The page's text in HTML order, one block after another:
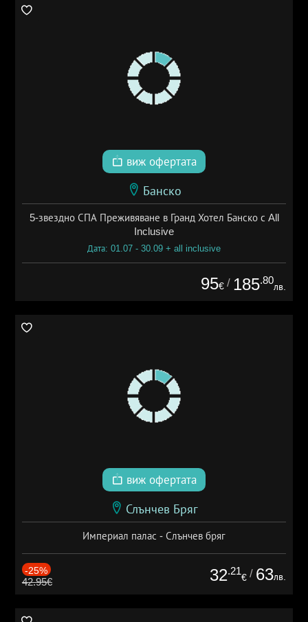
виж офертата
Банско
5-звездно СПА Преживяване в Гранд Хотел Банско с All
Inclusive
Дата: 01.07 - 30.09 + all inclusive
95€ / 185.80
лв.
виж офертата
Слънчев Бряг
Империал палас - Слънчев бряг
-25%
42.95€ 32.21
€ / 63лв.